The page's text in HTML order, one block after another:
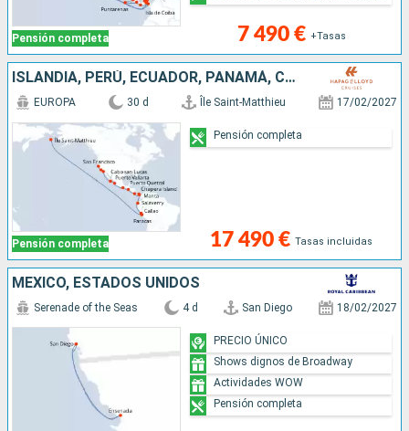
Pensión completa 7 490 € +Tasas
ISLANDIA, PERÚ, ECUADOR, PANAMÁ, COSTA RICA, GUATEMALA, MÉXICO, ESTADOS UNIDOS
Pensión completa
EUROPA 30 d Île Saint-Matthieu 17/02/2027
17 490 € Tasas incluidas
Pensión completa
MÉXICO, ESTADOS UNIDOS
Serenade of the Seas 4 d San Diego 18/02/2027
PRECIO ÚNICO
Shows dignos de Broadway
Actividades WOW
Pensión completa